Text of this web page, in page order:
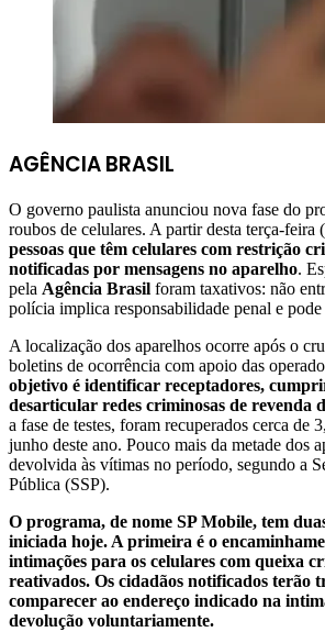
AGÊNCIA BRASIL
O governo paulista anunciou nova fase do
roubos de celulares. A partir desta terça-feira
pessoas que têm celulares com restrição
notificadas por mensagens no aparelho.
pela Agência Brasil foram taxativos: não
polícia implica responsabilidade penal e
A localização dos aparelhos ocorre após o
boletins de ocorrência com apoio das
objetivo é identificar receptadores,
desarticular redes criminosas de revenda
a fase de testes, foram recuperados cerca de
junho deste ano. Pouco mais da metade dos
devolvida às vítimas no período, segundo a
Pública (SSP).
O programa, de nome SP Mobile, tem
iniciada hoje. A primeira é o
intimações para os celulares com queixa
reativados. Os cidadãos notificados terão
comparecer ao endereço indicado na
devolução voluntariamente.